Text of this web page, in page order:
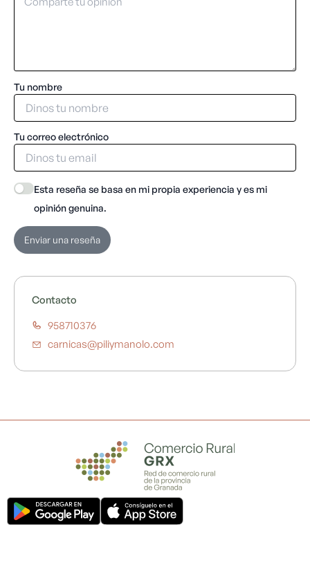
Tu nombre
Tu correo electrónico
Esta reseña se basa en mi propia experiencia y es mi
opinión genuina.
Enviar una reseña
Contacto
958710376
carnicas@piliymanolo.com